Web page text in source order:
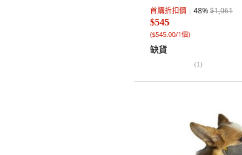
首購折扣價 48%$1,061
$545
($545.00/1個)
缺貨
(1)